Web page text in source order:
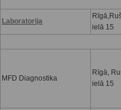
Laboratorija
ielā 15
MFD Diagnostika
Rīgā,
ielā 15